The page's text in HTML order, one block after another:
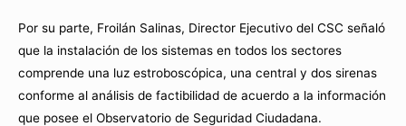
Por su parte, Froilán Salinas, Director Ejecutivo del CSC señaló
que la instalación de los sistemas en todos los sectores
comprende una luz estroboscópica, una central y dos sirenas
conforme al análisis de factibilidad de acuerdo a la información
que posee el Observatorio de Seguridad Ciudadana.